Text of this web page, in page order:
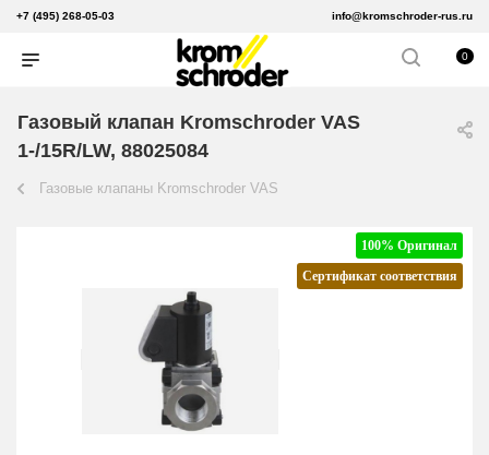
+7 (495) 268-05-03 info@kromschroder-rus.ru
0
Газовый клапан Kromschroder VAS
1-/15R/LW, 88025084
Газовые клапаны Kromschroder VAS
100% Оригинал
Сертификат соответствия